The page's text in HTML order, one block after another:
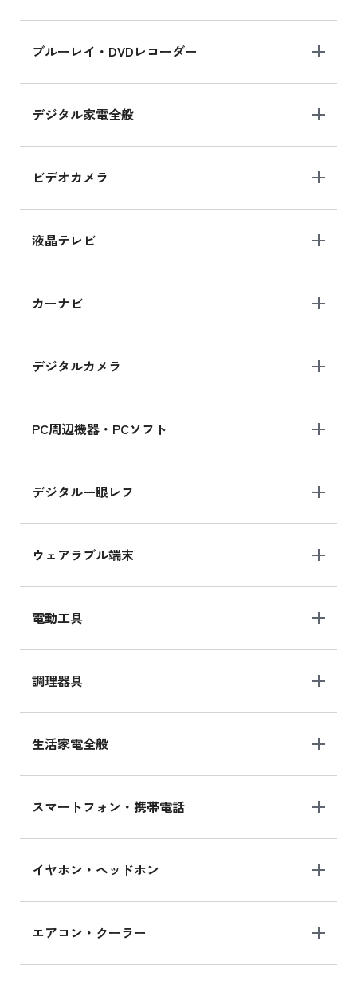
ブルーレイ・DVDレコーダー
デジタル家電全般
ビデオカメラ
液晶テレビ
カーナビ
デジタルカメラ
PC周辺機器・PCソフト
デジタル一眼レフ
ウェアラブル端末
電動工具
調理器具
生活家電全般
スマートフォン・携帯電話
イヤホン・ヘッドホン
エアコン・クーラー
iPhone 16 シリーズ
iPhone 16 の新品買取価格
iPad Air 11インチ シリーズ
iPad Air 11インチ の新品買取価格
iPhone 15 128GB シリーズ
iPhone 15 128GB の新品買取価格
MK2K3J/Aの新品買取価格はこちら